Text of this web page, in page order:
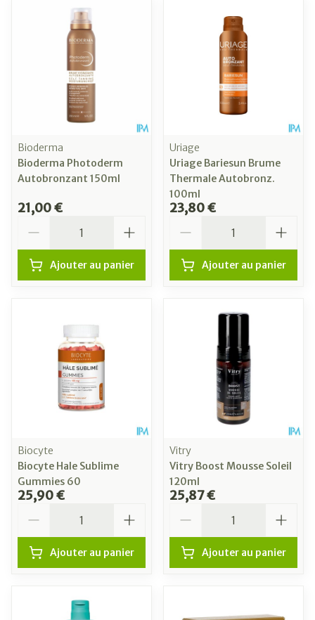
Bioderma
Bioderma Photoderm
Autobronzant 150ml
21,00 €
Ajouter au panier
Uriage
Uriage Bariesun Brume
Thermale Autobronz.
100ml
23,80 €
Ajouter au panier
Biocyte
Biocyte Hale Sublime
Gummies 60
25,90 €
Ajouter au panier
Vitry
Vitry Boost Mousse Soleil
120ml
25,87 €
Ajouter au panier